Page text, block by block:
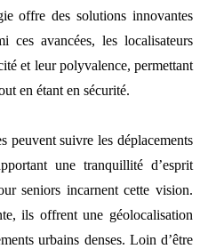
offre des solutions innovantes
ces avancées, les localisateurs
et leur polyvalence, permettant
en étant en sécurité.
peuvent suivre les déplacements
une tranquillité d’esprit
seniors incarnent cette vision.
ils offrent une géolocalisation
urbains denses. Loin d’être